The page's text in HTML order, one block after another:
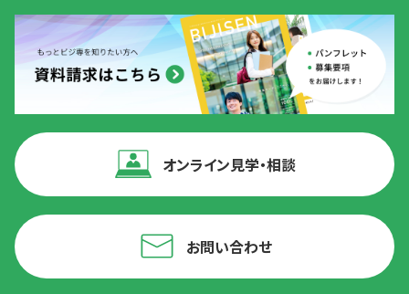
オンライン見学・相談
お問い合わせ